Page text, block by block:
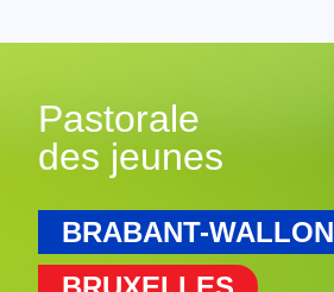
Pastorale
des jeunes
BRABANT-WALLON